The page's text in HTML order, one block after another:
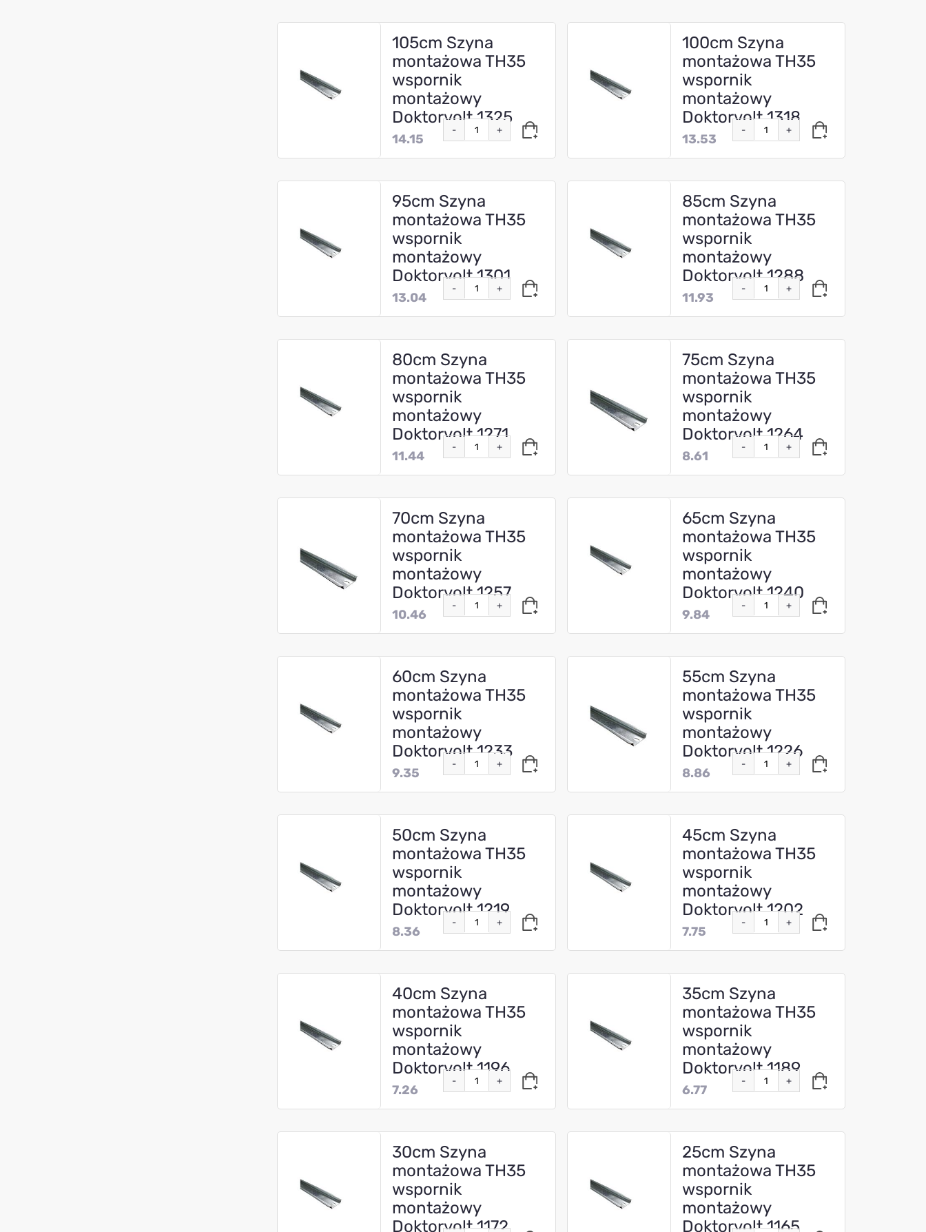
105cm Szyna
montażowa TH35
wspornik
montażowy
Doktorvolt 1325
14.15
- +
100cm Szyna
montażowa TH35
wspornik
montażowy
Doktorvolt 1318
13.53
- +
95cm Szyna
montażowa TH35
wspornik
montażowy
Doktorvolt 1301
13.04
- +
85cm Szyna
montażowa TH35
wspornik
montażowy
Doktorvolt 1288
11.93
- +
80cm Szyna
montażowa TH35
wspornik
montażowy
Doktorvolt 1271
11.44
- +
75cm Szyna
montażowa TH35
wspornik
montażowy
Doktorvolt 1264
8.61
- +
70cm Szyna
montażowa TH35
wspornik
montażowy
Doktorvolt 1257
10.46
- +
65cm Szyna
montażowa TH35
wspornik
montażowy
Doktorvolt 1240
9.84
- +
60cm Szyna
montażowa TH35
wspornik
montażowy
Doktorvolt 1233
9.35
- +
55cm Szyna
montażowa TH35
wspornik
montażowy
Doktorvolt 1226
8.86
- +
50cm Szyna
montażowa TH35
wspornik
montażowy
Doktorvolt 1219
8.36
- +
45cm Szyna
montażowa TH35
wspornik
montażowy
Doktorvolt 1202
7.75
- +
40cm Szyna
montażowa TH35
wspornik
montażowy
Doktorvolt 1196
7.26
- +
35cm Szyna
montażowa TH35
wspornik
montażowy
Doktorvolt 1189
6.77
- +
30cm Szyna
montażowa TH35
wspornik
montażowy
Doktorvolt 1172
25cm Szyna
montażowa TH35
wspornik
montażowy
Doktorvolt 1165